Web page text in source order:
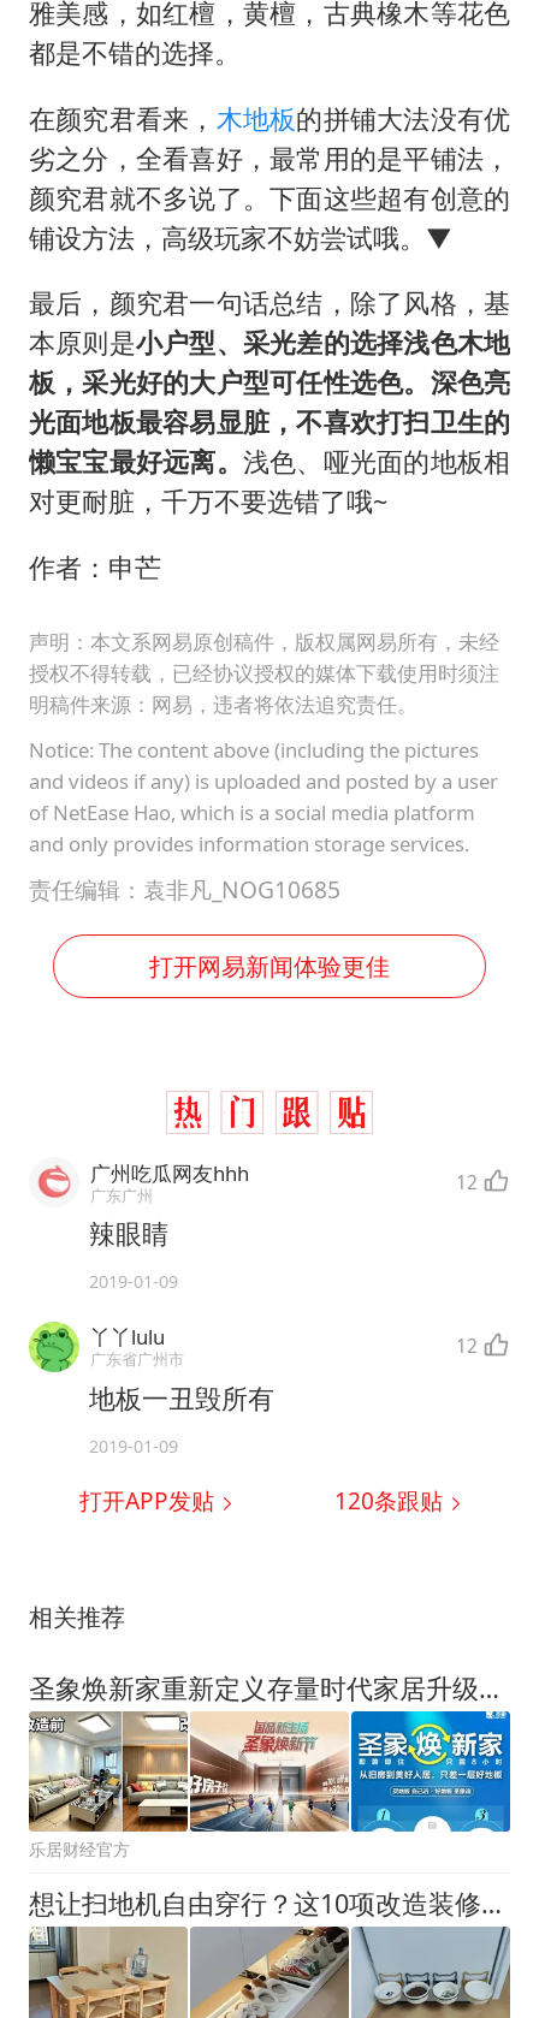
雅美感，如红檀，黄檀，古典橡木等花色
都是不错的选择。
在颜究君看来， 木地板的拼铺大法没有优
劣之分，全看喜好，最常用的是平铺法，
颜究君就不多说了。下面这些超有创意的
铺设方法，高级玩家不妨尝试哦。▼
最后，颜究君一句话总结，除了风格，基
本原则是小户型、采光差的选择浅色木地
板，采光好的大户型可任性选色。深色亮
光面地板最容易显脏，不喜欢打扫卫生的
懒宝宝最好远离。 浅色、哑光面的地板相
对更耐脏，千万不要选错了哦~
作者：申芒
声明：本文系网易原创稿件，版权属网易所有，未经
授权不得转载，已经协议授权的媒体下载使用时须注
明稿件来源：网易，违者将依法追究责任。
Notice: The content above (including the pictures
and videos if any) is uploaded and posted by a user
of NetEase Hao, which is a social media platform
and only provides information storage services.
责任编辑：袁非凡_NOG10685
打开网易新闻体验更佳
广州吃瓜网友hhh
广东广州 12
辣眼睛
2019-01-09
丫丫lulu
广东省广州市 12
地板一丑毁所有
2019-01-09
打开APP发贴 120条跟贴
相关推荐
圣象焕新家重新定义存量时代家居升级逻辑，筑牢说换就换的底气！
乐居财经官方
想让扫地机自由穿行？这10项改造装修时提前做